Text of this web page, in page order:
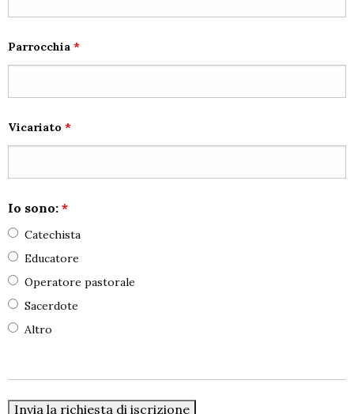
Parrocchia *
Vicariato *
Io sono: *
Catechista
Educatore
Operatore pastorale
Sacerdote
Altro